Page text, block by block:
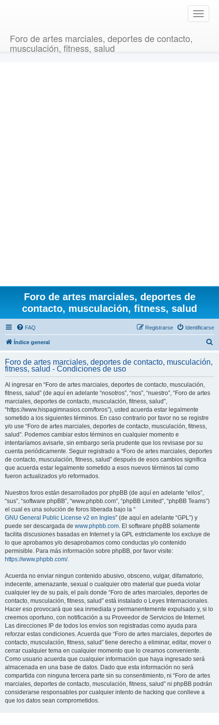
T
o
Foro de artes marciales, deportes de contacto,
musculación, fitness, salud
Foro de artes marciales, deportes de
contacto, musculación, fitness, salud
FAQ Identificarse
Registrarse
Índice general
c
Foro de artes marciales, deportes de contacto, musculación,
fitness, salud - Condiciones de uso
Al ingresar en “Foro de artes marciales, deportes de contacto, musculación,
fitness, salud” (de aquí en adelante “nosotros”, “nos”, “nuestro”, “Foro de artes
marciales, deportes de contacto, musculación, fitness, salud”,
“https://www.hispagimnasios.com/foros”), usted acuerda estar legalmente
sometido a los siguientes términos. En caso contrario por favor no se registre
y/o use “Foro de artes marciales, deportes de contacto, musculación, fitness,
salud”. Podemos cambiar estos términos en cualquier momento e
intentaríamos avisarle, sin embargo sería prudente que los revisase por su
cuenta periódicamente. Seguir registrado a “Foro de artes marciales, deportes
de contacto, musculación, fitness, salud” después de esos cambios significa
que acuerda estar legalmente sometido a esos nuevos términos tal como
fueron actualizados y/o reformados.
Nuestros foros están desarrollados por phpBB (de aquí en adelante “ellos”,
“sus”, “software phpBB”, “www.phpbb.com”, “phpBB Limited”, “phpBB Teams”)
el cual es una solución de foros liberada bajo la “
GNU General Public License v2 en Ingles” (de aquí en adelante “GPL”) y
puede ser descargada de www.phpbb.com. El software phpBB solamente
facilita discusiones basadas en Internet y la GPL estrictamente los excluye de
lo que aprobamos y/o desaprobamos como conductas y/o contenido
permisible. Para más información sobre phpBB, por favor visite:
https://www.phpbb.com/.
Acuerda no enviar ningun contenido abusivo, obsceno, vulgar, difamatorio,
indecente, amenazante, sexual o cualquier otro material que pueda violar
cualquier ley de su país, el país donde “Foro de artes marciales, deportes de
contacto, musculación, fitness, salud” está instalado o Leyes Internacionales.
Hacer eso provocará que sea inmediata y permanentemente expulsado y, si lo
creemos oportuno, con notificación a su Proveedor de Servicios de Internet.
Las direcciones IP de todos los envíos son registradas como ayuda para
reforzar estas condiciones. Acuerda que “Foro de artes marciales, deportes de
contacto, musculación, fitness, salud” tiene derecho a eliminar, editar, mover o
cerrar cualquier tema en cualquier momento que lo creamos conveniente.
Como usuario acuerda que cualquier información que haya ingresado será
almacenada en una base de datos. Dado que esta información no será
compartida con ninguna tercera parte sin su consentimiento, ni “Foro de artes
marciales, deportes de contacto, musculación, fitness, salud” ni phpBB podrán
considerarse responsables por cualquier intento de hacking que conlleve a
que los datos sean comprometidos.